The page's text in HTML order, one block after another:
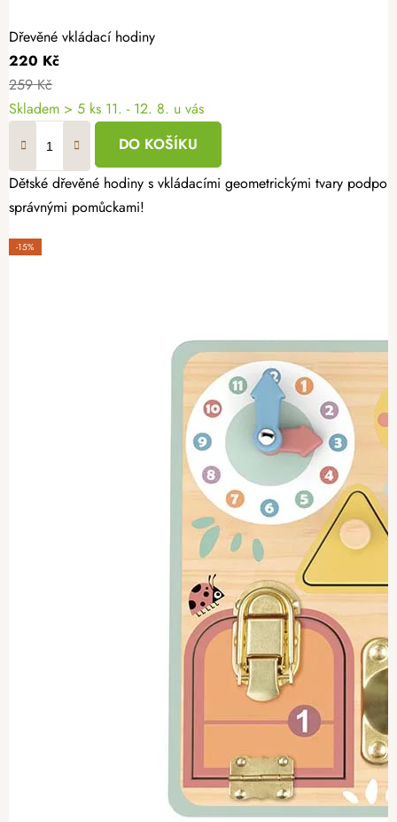
Dřevěné vkládací hodiny
220 Kč
259 Kč
Skladem > 5 ks 11. - 12. 8. u vás
DO KOŠÍKU
Dětské dřevěné hodiny s vkládacími geometrickými tvary
správnými pomůckami!
-15%